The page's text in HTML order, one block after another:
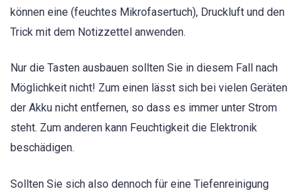
können eine (feuchtes Mikrofasertuch), Druckluft und den
Trick mit dem Notizzettel anwenden.
Nur die Tasten ausbauen sollten Sie in diesem Fall nach
Möglichkeit nicht! Zum einen lässt sich bei vielen Geräten
der Akku nicht entfernen, so dass es immer unter Strom
steht. Zum anderen kann Feuchtigkeit die Elektronik
beschädigen.
Sollten Sie sich also dennoch für eine Tiefenreinigung